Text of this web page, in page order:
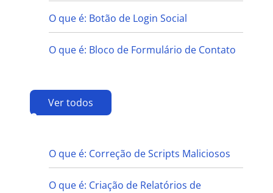
O que é: Botão de Login Social
O que é: Bloco de Formulário de Contato
Ver todos
C
O que é: Correção de Scripts Maliciosos
O que é: Criação de Relatórios de